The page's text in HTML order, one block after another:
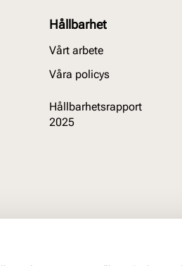
Hållbarhet
Vårt arbete
Våra policys
Hållbarhetsrapport
2025